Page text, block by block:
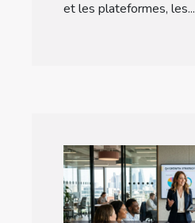
et les plateformes, les...